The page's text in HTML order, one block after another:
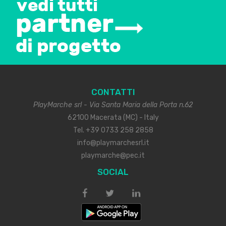
CONTATTI
PlayMarche srl - Via Santa Maria della Porta n.62
62100 Macerata (MC) - Italy
Tel. +39 0733 258 2858
info@playmarchesrl.it
playmarche@pec.it
SOCIAL